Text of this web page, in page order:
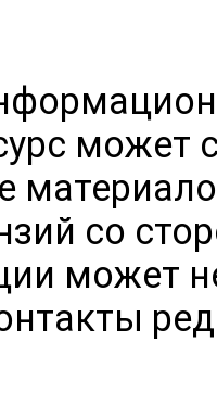
может
со
может